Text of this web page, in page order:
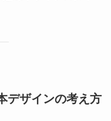
デザインの考え方